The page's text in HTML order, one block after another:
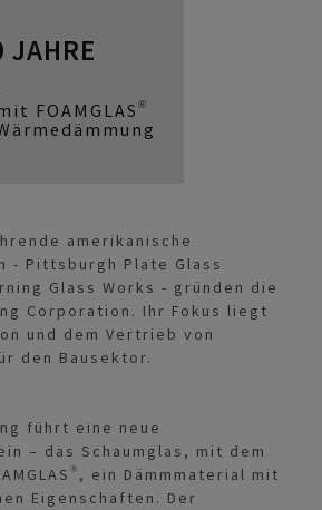
JAHRE
FOAMGLAS®
amerikanische
- Pittsburgh Plate Glass
Glass Works - gründen die
Corporation. Ihr Fokus liegt
und dem Vertrieb von
den Bausektor.
führt eine neue
– das Schaumglas, mit dem
ein Dämmmaterial mit
Eigenschaften. Der